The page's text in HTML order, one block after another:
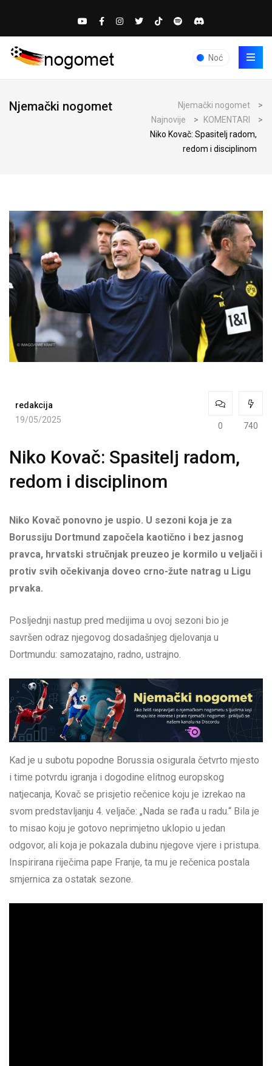
Noć
Njemački nogomet Njemački nogomet
>
Najnovije
> KOMENTARI
>
Niko Kovač: Spasitelj radom,
redom i disciplinom
redakcija
19/05/2025
0 740
Niko Kovač: Spasitelj radom,
redom i disciplinom
Niko Kovač ponovno je uspio. U sezoni koja je za
Borussiju Dortmund započela kaotično i bez jasnog
pravca, hrvatski stručnjak preuzeo je kormilo u veljači i
protiv svih očekivanja doveo crno-žute natrag u Ligu
prvaka.
Posljednji nastup pred medijima u ovoj sezoni bio je
savršen odraz njegovog dosadašnjeg djelovanja u
Dortmundu: samozatajno, radno, ustrajno.
Kad je u subotu popodne Borussia osigurala četvrto mjesto
i time potvrdu igranja i dogodine elitnog europskog
natjecanja, Kovač se prisjetio rečenice koju je izrekao na
svom predstavljanju 4. veljače: „Nada se rađa u radu.“ Bila je
to misao koju je gotovo neprimjetno uklopio u jedan
odgovor, ali koja je pokazala dubinu njegove vjere i pristupa.
Inspirirana riječima pape Franje, ta mu je rečenica postala
smjernica za ostatak sezone.